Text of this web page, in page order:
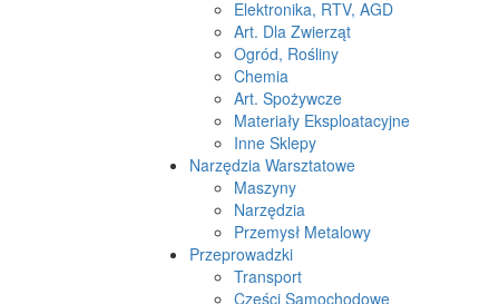
Elektronika, RTV, AGD
Art. Dla Zwierząt
Ogród, Rośliny
Chemia
Art. Spożywcze
Materiały Eksploatacyjne
Inne Sklepy
Narzędzia Warsztatowe
Maszyny
Narzędzia
Przemysł Metalowy
Przeprowadzki
Transport
Części Samochodowe